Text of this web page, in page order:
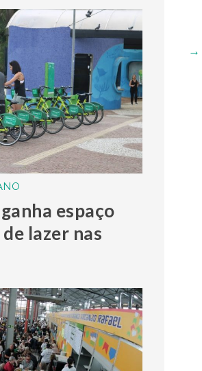
espaço
lazer nas